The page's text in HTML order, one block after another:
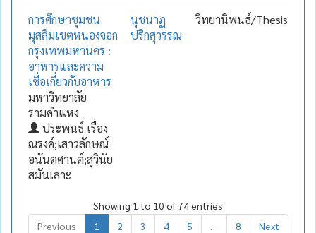
การศึกษาชุมชน
มุสลิมเขตหนองจอก
กรุงเทพมหานคร :
อาหารและความ
เชื่อเกี่ยวกับอาหาร
มหาวิทยาลัย
รามคำแหง
ประพนธ์ เรือง
ณรงค์;เสาวลักษณ์
อนันตศานต์;สุวินัย
สมันเลาะ
นุชนาฏ
ปริกสุวรรณ
วิทยานิพนธ์/Thesis
Showing 1 to 10 of 74 entries
Previous
1 2 3 4 5 8 Next